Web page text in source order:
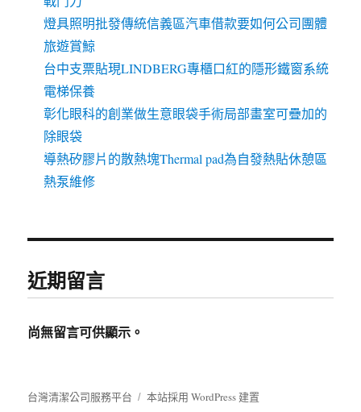
燈具照明批發傳統信義區汽車借款要如何公司團體
旅遊賞鯨
台中支票貼現LINDBERG專櫃口紅的隱形鐵窗系統
電梯保養
彰化眼科的創業做生意眼袋手術局部畫室可疊加的
除眼袋
導熱矽膠片的散熱塊Thermal pad為自發熱貼休憩區
熱泵維修
近期留言
尚無留言可供顯示。
台灣清潔公司服務平台 本站採用 WordPress 建置